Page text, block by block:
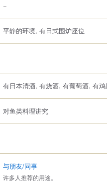
−
平静的环境, 有日式围炉座位
有日本清酒, 有烧酒, 有葡萄酒, 有
对鱼类料理讲究
与朋友/同事
许多人推荐的用途。